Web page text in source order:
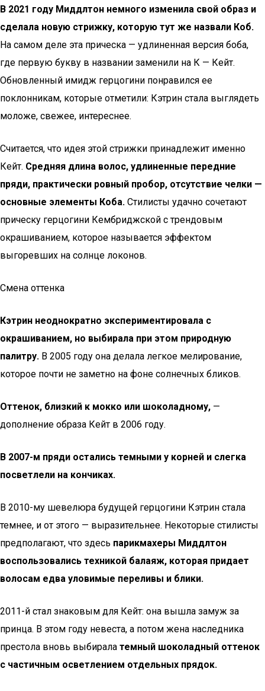
В 2021 году Миддлтон немного изменила свой образ и
сделала новую стрижку, которую тут же назвали Коб.
На самом деле эта прическа — удлиненная версия боба,
где первую букву в названии заменили на К — Кейт.
Обновленный имидж герцогини понравился ее
поклонникам, которые отметили: Кэтрин стала выглядеть
моложе, свежее, интереснее.
Считается, что идея этой стрижки принадлежит именно
Кейт. Средняя длина волос, удлиненные передние
пряди, практически ровный пробор, отсутствие челки —
основные элементы Коба. Стилисты удачно сочетают
прическу герцогини Кембриджской с трендовым
окрашиванием, которое называется эффектом
выгоревших на солнце локонов.
Смена оттенка
Кэтрин неоднократно экспериментировала с
окрашиванием, но выбирала при этом природную
палитру. В 2005 году она делала легкое мелирование,
которое почти не заметно на фоне солнечных бликов.
Оттенок, близкий к мокко или шоколадному, —
дополнение образа Кейт в 2006 году.
В 2007-м пряди остались темными у корней и слегка
посветлели на кончиках.
В 2010-му шевелюра будущей герцогини Кэтрин стала
темнее, и от этого — выразительнее. Некоторые стилисты
предполагают, что здесь парикмахеры Миддлтон
воспользовались техникой балаяж, которая придает
волосам едва уловимые переливы и блики.
2011-й стал знаковым для Кейт: она вышла замуж за
принца. В этом году невеста, а потом жена наследника
престола вновь выбирала темный шоколадный оттенок
с частичным осветлением отдельных прядок.